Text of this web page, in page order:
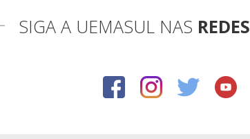
SIGA A UEMASUL NAS